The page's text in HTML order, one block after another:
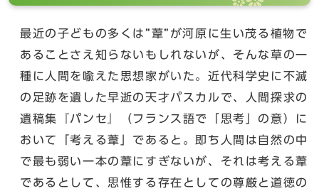
最近の子どもの多くは”葦”が河原に生い茂る植物で
あることさえ知らないもしれないが、そんな草の一
種に人間を喩えた思想家がいた。近代科学史に不滅
の足跡を遺した早逝の天才パスカルで、人間探求の
遺稿集『パンセ』（フランス語で「思考」の意）に
おいて「考える葦」であると。即ち人間は自然の中
で最も弱い一本の葦にすぎないが、それは考える葦
であるとして、思惟する存在としての尊厳と道徳の